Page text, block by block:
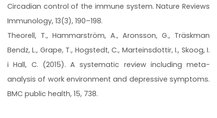
Circadian control of the immune system. Nature Reviews
Immunology, 13(3), 190–198.
Theorell, T., Hammarström, A., Aronsson, G., Träskman
Bendz, L., Grape, T., Hogstedt, C., Marteinsdottir, I., Skoog, I.
i Hall, C. (2015). A systematic review including meta-
analysis of work environment and depressive symptoms.
BMC public health, 15, 738.